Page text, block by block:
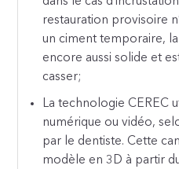
restauration provisoire
un ciment temporaire,
encore aussi solide et
casser;
La technologie CEREC
numérique ou vidéo,
par le dentiste. Cette
modèle en 3D à partir